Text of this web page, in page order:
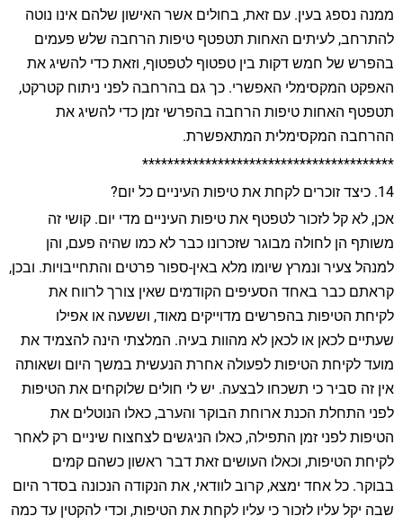
ממנה נספג בעין. עם זאת, בחולים אשר האישון שלהם אינו נוטה
להתרחב, לעיתים האחות תטפטף טיפות הרחבה שלש פעמים
בהפרש של חמש דקות בין טפטוף לטפטוף, וזאת כדי להשיג את
האפקט המקסימלי האפשרי. כך גם בהרחבה לפני ניתוח קטרקט,
תטפטף האחות טיפות הרחבה בהפרשי זמן כדי להשיג את
ההרחבה המקסימלית המתאפשרת.
****************************************
14. כיצד זוכרים לקחת את טיפות העיניים כל יום?
אכן, לא קל לזכור לטפטף את טיפות העיניים מדי יום. קושי זה
משותף הן לחולה מבוגר שזכרונו כבר לא כמו שהיה פעם, והן
למנהל צעיר ונמרץ שיומו מלא באין-ספור פרטים והתחייבויות. ובכן,
קראתם כבר באחד הסעיפים הקודמים שאין צורך לרווח את
לקיחת הטיפות בהפרשים מדוייקים מאוד, וששעה או אפילו
שעתיים לכאן או לכאן לא מהוות בעיה. המלצתי הינה להצמיד את
מועד לקיחת הטיפות לפעולה אחרת הנעשית במשך היום ושאותה
אין זה סביר כי תשכחו לבצעה. יש לי חולים שלוקחים את הטיפות
לפני התחלת הכנת ארוחת הבוקר והערב, כאלו הנוטלים את
הטיפות לפני זמן התפילה, כאלו הניגשים לצחצוח שיניים רק לאחר
לקיחת הטיפות, וכאלו העושים זאת דבר ראשון כשהם קמים
בבוקר. כל אחד ימצא, קרוב לוודאי, את הנקודה הנכונה בסדר היום
שבה יקל עליו לזכור כי עליו לקחת את הטיפות, וכדי להקטין עד כמה